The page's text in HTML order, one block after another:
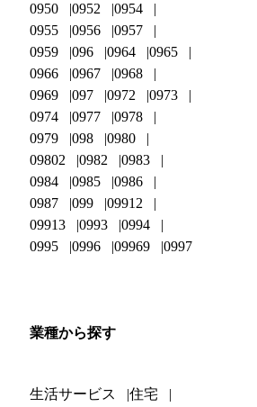
0950
0952
0954
0955
0956
0957
0959
096 0964
0965
0966
0967
0968
0969
097 0972
0973
0974
0977
0978
0979
098
0980
09802
0982
0983
0984
0985
0986
0987
099
09912
09913
0993
0994
0995
0996 09969 0997
業種から探す
生活サービス 住宅